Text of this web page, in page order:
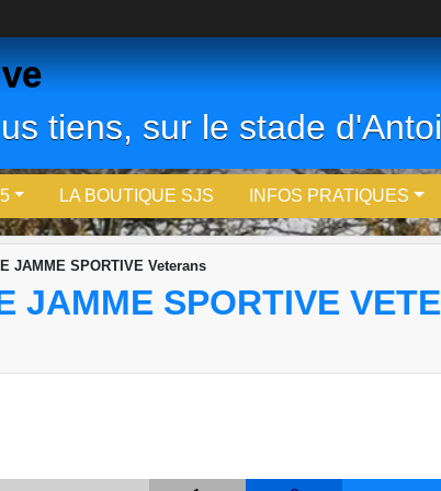
tiens, sur le stade
LA BOUTIQUE SJS INFOS PRATIQUES
JAMME SPORTIVE Veterans
JAMME SPORTIVE